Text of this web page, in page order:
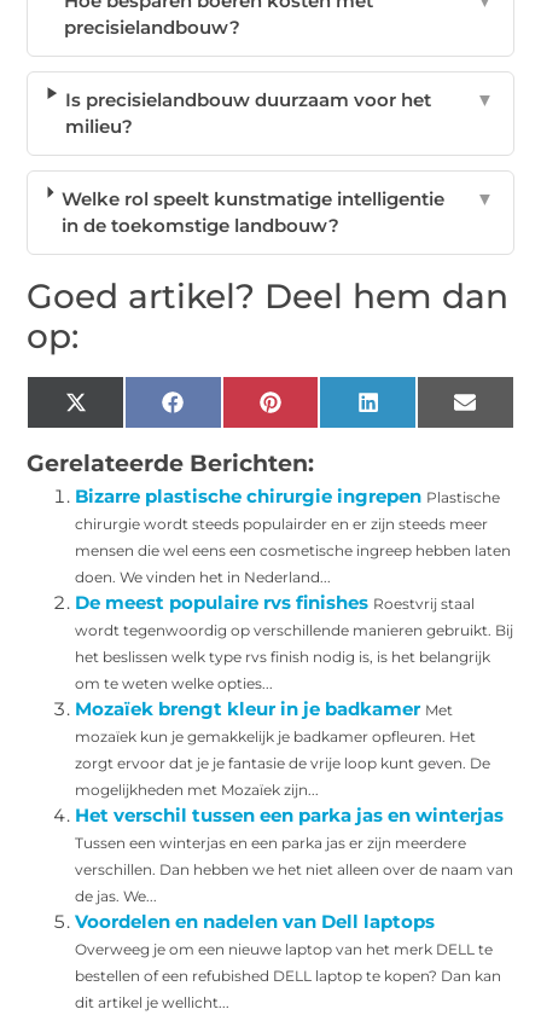
precisielandbouw?
Is precisielandbouw duurzaam voor het
milieu?
▼
Welke rol speelt kunstmatige intelligentie
in de toekomstige landbouw?
▼
Goed artikel? Deel hem dan
op:
X
(Twitter)
Facebook Pinterest LinkedIn Email
Gerelateerde Berichten:
Bizarre plastische chirurgie ingrepen Plastische
chirurgie wordt steeds populairder en er zijn steeds meer
mensen die wel eens een cosmetische ingreep hebben laten
doen. We vinden het in Nederland...
De meest populaire rvs finishes Roestvrij staal
wordt tegenwoordig op verschillende manieren gebruikt. Bij
het beslissen welk type rvs finish nodig is, is het belangrijk
om te weten welke opties...
Mozaïek brengt kleur in je badkamer Met
mozaïek kun je gemakkelijk je badkamer opfleuren. Het
zorgt ervoor dat je je fantasie de vrije loop kunt geven. De
mogelijkheden met Mozaïek zijn...
Het verschil tussen een parka jas en winterjas
Tussen een winterjas en een parka jas er zijn meerdere
verschillen. Dan hebben we het niet alleen over de naam van
de jas. We...
Voordelen en nadelen van Dell laptops
Overweeg je om een nieuwe laptop van het merk DELL te
bestellen of een refubished DELL laptop te kopen? Dan kan
dit artikel je wellicht...